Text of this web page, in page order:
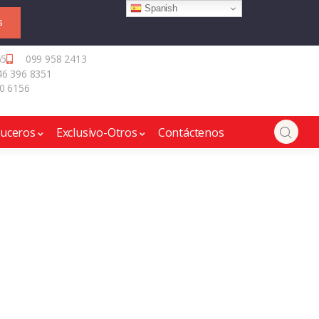
099 958 2413
396 8351
6156
Exclusivo-Otros Contáctenos
Spanish